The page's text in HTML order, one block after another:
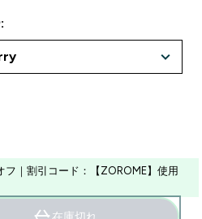
｜割引コード：【ZOROME】使用